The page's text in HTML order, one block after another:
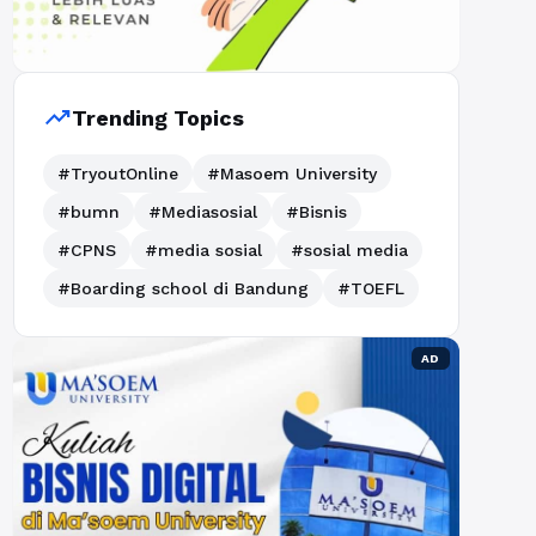
trending_upTrending Topics
#TryoutOnline
#Masoem University
#bumn
#Mediasosial
#Bisnis
#CPNS
#media sosial
#sosial media
#Boarding school di Bandung
#TOEFL
AD